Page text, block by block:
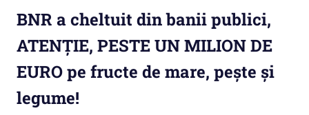
BNR a cheltuit din banii publici,
ATENȚIE, PESTE UN MILION DE
EURO pe fructe de mare, pește și
legume!